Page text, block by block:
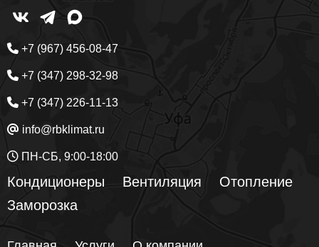
+7 (967) 456-08-47
+7 (347) 298-32-98
+7 (347) 226-11-13
info@rbklimat.ru
ПН-СБ, 9:00-18:00
Кондиционеры Вентиляция
Отопление
Заморозка